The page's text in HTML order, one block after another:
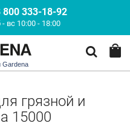
800 333-18-92
вс 10:00 - 18:00
Gardena
грязной и
15000